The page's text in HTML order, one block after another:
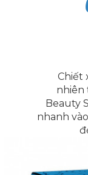
Chiết
nhiên
Beauty
nhanh